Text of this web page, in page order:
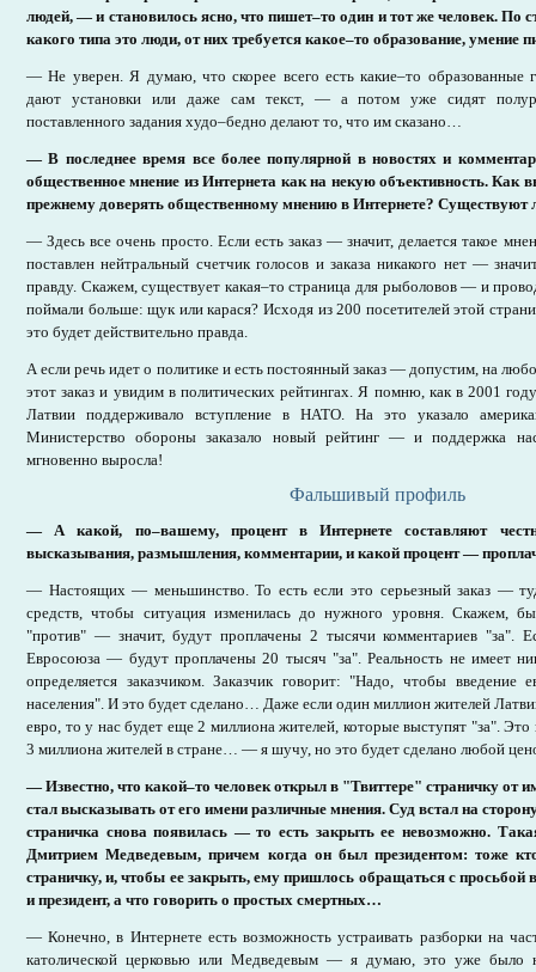
людей, — и становилось ясно, что пишет–то один и тот же человек. По
какого типа это люди, от них требуется какое–то образование, умение
— Не уверен. Я думаю, что скорее всего есть какие–то образованные
дают установки или даже сам текст, — а потом уже сидят
поставленного задания худо–бедно делают то, что им сказано…
— В последнее время все более популярной в новостях и
общественное мнение из Интернета как на некую объективность. Как
прежнему доверять общественному мнению в Интернете? Существуют
— Здесь все очень просто. Если есть заказ — значит, делается такое
поставлен нейтральный счетчик голосов и заказа никакого нет —
правду. Скажем, существует какая–то страница для рыболовов — и
поймали больше: щук или карася? Исходя из 200 посетителей этой
это будет действительно правда.
А если речь идет о политике и есть постоянный заказ — допустим, на
этот заказ и увидим в политических рейтингах. Я помню, как в 2001
Латвии поддерживало вступление в НАТО. На это указало
Министерство обороны заказало новый рейтинг — и поддержка
мгновенно выросла!
Фальшивый профиль
— А какой, по–вашему, процент в Интернете составляют
высказывания, размышления, комментарии, и какой процент —
— Настоящих — меньшинство. То есть если это серьезный заказ —
средств, чтобы ситуация изменилась до нужного уровня. Скажем,
"против" — значит, будут проплачены 2 тысячи комментариев "за".
Евросоюза — будут проплачены 20 тысяч "за". Реальность не имеет
определяется заказчиком. Заказчик говорит: "Надо, чтобы введение
населения". И это будет сделано… Даже если один миллион жителей
евро, то у нас будет еще 2 миллиона жителей, которые выступят "за". Это
3 миллиона жителей в стране… — я шучу, но это будет сделано любой
— Известно, что какой–то человек открыл в "Твиттере" страничку от
стал высказывать от его имени различные мнения. Суд встал на
страничка снова появилась — то есть закрыть ее невозможно.
Дмитрием Медведевым, причем когда он был президентом: тоже
страничку, и, чтобы ее закрыть, ему пришлось обращаться с просьбой
и президент, а что говорить о простых смертных…
— Конечно, в Интернете есть возможность устраивать разборки на
католической церковью или Медведевым — я думаю, это уже было